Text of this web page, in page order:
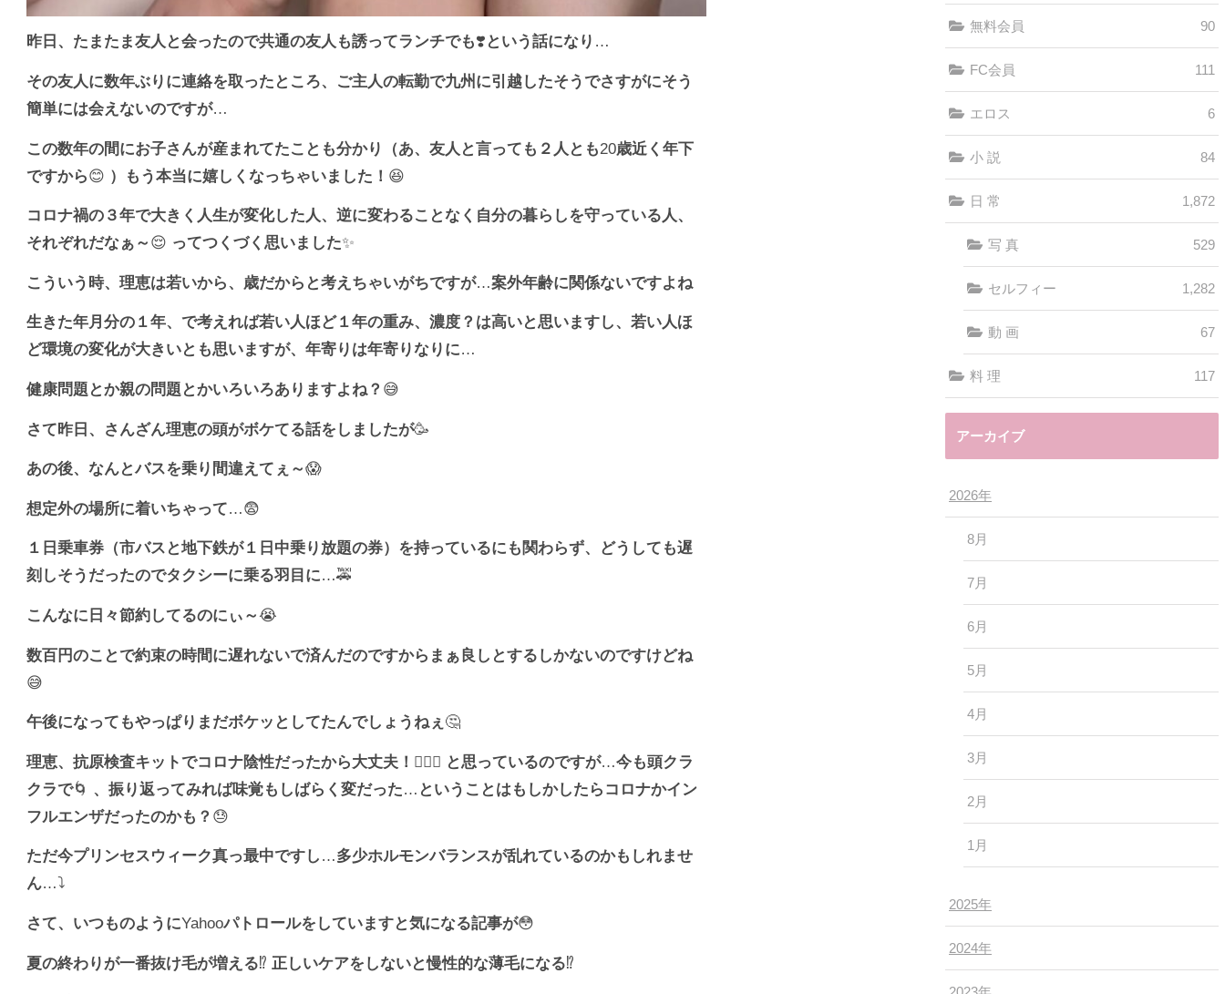
昨日、たまたま友人と会ったので共通の友人も誘ってランチでも❣️ という話になり …
その友人に数年ぶりに連絡を取ったところ、ご主人の転勤で九州に引越したそうでさすがにそう
簡単には会えないのですが…
この数年の間にお子さんが産まれてたことも分かり（あ、友人と言っても２人とも20歳近く年下
ですから😊 ）もう本当に嬉しくなっちゃいました！ 😆
コロナ禍の３年で大きく人生が変化した人、逆に変わることなく自分の暮らしを守っている人、
それぞれだなぁ～ 😌 ってつくづく思いました✨
こういう時、理恵は若いから、歳だからと考えちゃいがちですが…案外年齢に関係ないですよね
生きた年月分の１年、で考えれば若い人ほど１年の重み、濃度？は高いと思いますし、若い人ほ
ど環境の変化が大きいとも思いますが、年寄りは年寄りなりに…
健康問題とか親の問題とかいろいろありますよね？ 😅
さて昨日、さんざん理恵の頭がボケてる話をしましたが🥳
あの後、なんとバスを乗り間違えてぇ～😱
想定外の場所に着いちゃって…😨
１日乗車券（市バスと地下鉄が１日中乗り放題の券）を持っているにも関わらず、どうしても遅
刻しそうだったのでタクシーに乗る羽目に…🚕
こんなに日々節約してるのにぃ～ 😭
数百円のことで約束の時間に遅れないで済んだのですからまぁ良しとするしかないのですけどね
😅
午後になってもやっぱりまだボケッとしてたんでしょうねぇ 🤔
理恵、抗原検査キットでコロナ陰性だったから大丈夫！ 🙆🏻‍♀️ と思っているのですが…今も頭クラ
クラで🌀 、振り返ってみれば味覚もしばらく変だった… ということはもしかしたらコロナかイン
フルエンザだったのかも？ 😓
ただ今プリンセスウィーク真っ最中ですし …多少ホルモンバランスが乱れているのかもしれませ
ん…⤵️
さて、いつものようにYahooパトロールをしていますと気になる記事が😳
夏の終わりが一番抜け毛が増える⁉️ 正しいケアをしないと慢性的な薄毛になる⁉️
無料会員 90
FC会員 111
エロス 6
小 説 84
日 常 1,872
写 真 529
セルフィー 1,282
動 画 67
料 理 117
アーカイブ
2026年
8月
7月
6月
5月
4月
3月
2月
1月
2025年
2024年